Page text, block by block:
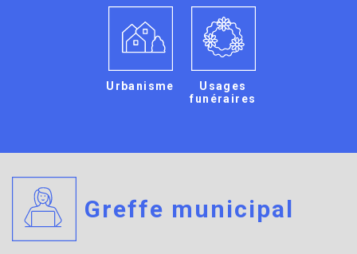
Urbanisme
Usages
funéraires
Greffe municipal